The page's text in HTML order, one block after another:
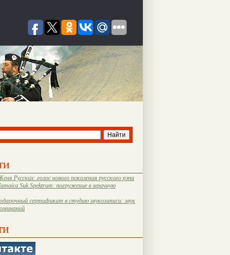
Русских: голос нового поколения русского рэпа
Suk Spektrum: погружение в мрачную
сертификат в студию звукозаписи: звук